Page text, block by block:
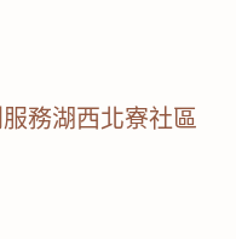
務湖西北寮社區